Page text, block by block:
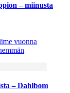
– miinusta
vuonna
– Dahlbom